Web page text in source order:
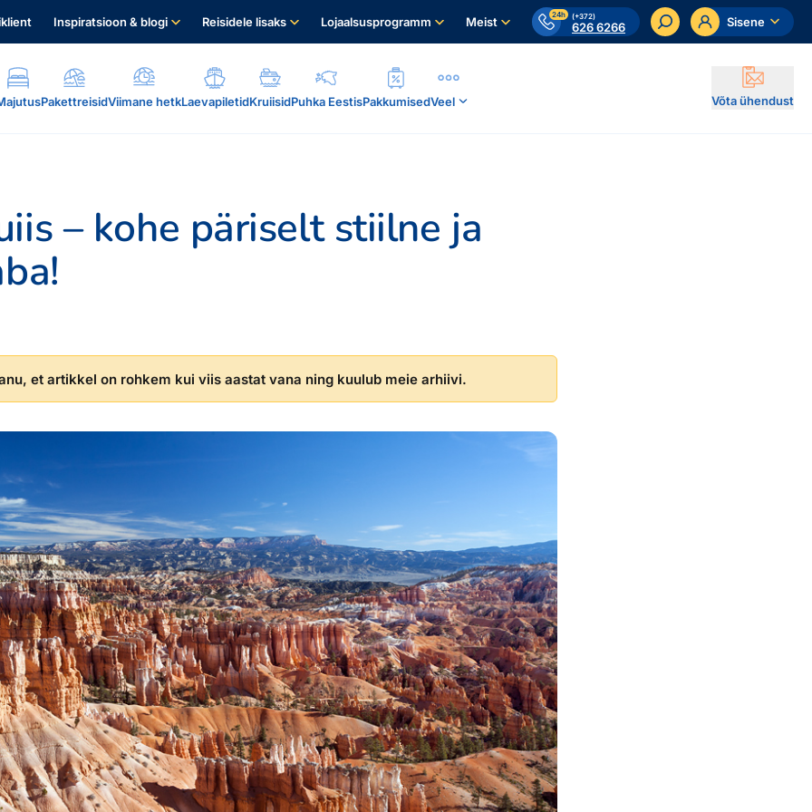
Inspiratsioon & blogi Reisidele lisaks Lojaalsusprogramm Meist 24h (+372)
626 6266 Sisene
PakettreisidViimane hetkLaevapiletidKruiisidPuhka EestisPakkumisedVeel Võta ühendust
– kohe päriselt stiilne ja
et artikkel on rohkem kui viis aastat vana ning kuulub meie arhiivi.